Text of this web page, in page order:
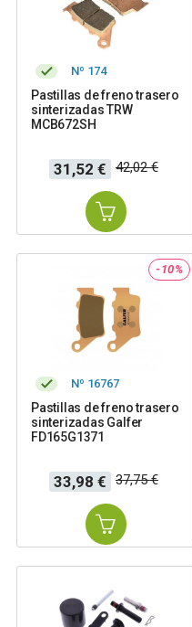
Nº 174
Pastillas de freno trasero
sinterizadas TRW
MCB672SH
Precio
31,52 €
Precio
base
42,02 €
-10%
Nº 16767
Pastillas de freno trasero
sinterizadas Galfer
FD165G1371
Precio
33,98 €
Precio
base
37,75 €